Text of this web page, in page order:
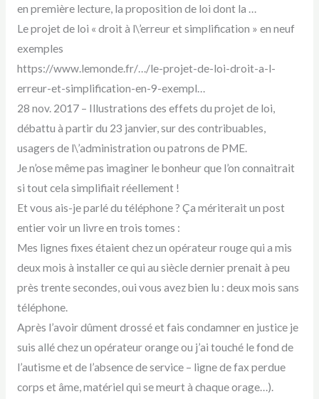
en première lecture, la proposition de loi dont la …
Le projet de loi « droit à l\’erreur et simplification » en neuf
exemples
https://www.lemonde.fr/…/le-projet-de-loi-droit-a-l-
erreur-et-simplification-en-9-exempl…
28 nov. 2017 – Illustrations des effets du projet de loi,
débattu à partir du 23 janvier, sur des contribuables,
usagers de l\’administration ou patrons de PME.
Je n’ose même pas imaginer le bonheur que l’on connaitrait
si tout cela simplifiait réellement !
Et vous ais-je parlé du téléphone ? Ça mériterait un post
entier voir un livre en trois tomes :
Mes lignes fixes étaient chez un opérateur rouge qui a mis
deux mois à installer ce qui au siècle dernier prenait à peu
près trente secondes, oui vous avez bien lu : deux mois sans
téléphone.
Après l’avoir dûment drossé et fais condamner en justice je
suis allé chez un opérateur orange ou j’ai touché le fond de
l’autisme et de l’absence de service – ligne de fax perdue
corps et âme, matériel qui se meurt à chaque orage…).